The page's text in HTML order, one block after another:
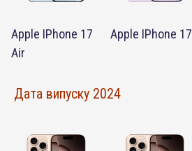
Apple IPhone 17
Air
Apple IPhone 17
Дата випуску 2024